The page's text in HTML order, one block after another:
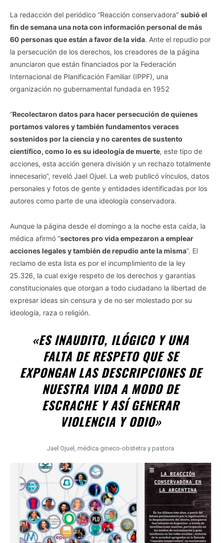
La redacción del periódico “Reacción conservadora” subió el
fin de semana una nota con información personal de más
60 personas que están a favor de la vida. Ante el repudio por
la persecución de los derechos, los creadores de la página
anunciaron que están financiados por la Federación
Internacional de Planificación Familiar (IPPF), una
organización no gubernamental fundada en 1952
“Recolectaron datos para hacer persecución de quienes
portamos valores y también fundamentos veraces
sostenidos por la ciencia y no carentes de sustento
científico, como lo es su ideología de muerte, este tipo de
acciones, esta acción genera división y un rechazo totalmente
innecesario”, reveló Jael Ojuel. La web publicó vínculos, datos
personales y fotos de gente y entidades identificadas por los
autores como parte de una ideología conservadora.
Aunque la página desde el domingo a la noche esta caída, la
médica afirmó “sectores pro vida empezaron a emplear
acciones legales y también de repudio ante la misma”. El
reclamo de esta lista es por el incumplimiento de la ley
25.326, la cual exige respeto de los derechos y garantías
constitucionales que otorgan a todo ciudadano la libertad de
expresar ideas sin censura y de no ser molestado por su
ideología, raza o religión.
«ES INAUDITO, ILÓGICO Y UNA
FALTA DE RESPETO QUE SE
EXPONGAN LAS DESCRIPCIONES DE
NUESTRA VIDA A MODO DE
ESCRACHE Y ASÍ GENERAR
VIOLENCIA Y ODIO»
Jael Ojuel, médica gineco-obstetra y pastora